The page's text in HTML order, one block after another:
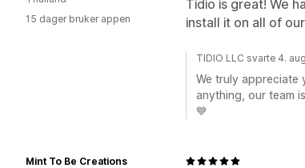
Tidio is great! We
install it on all of
15 dager bruker appen
TIDIO LLC svarte 4.
We truly appreciate
anything, our team
💙
Mint To Be Creations